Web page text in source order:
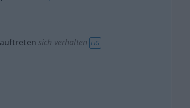
auftreten sich verhalten FIG